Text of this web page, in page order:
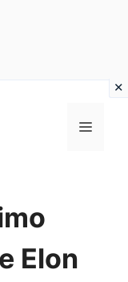
Menu
Elon